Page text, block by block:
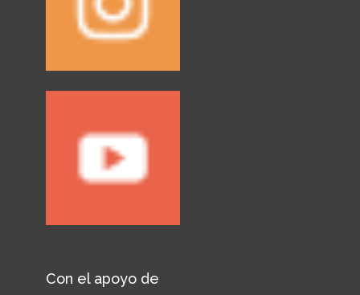
Con el apoyo de